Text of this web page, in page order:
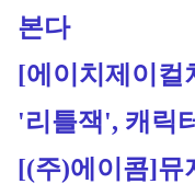
본다
[에이치제이컬
'리틀잭', 캐릭
[(주)에이콤]뮤